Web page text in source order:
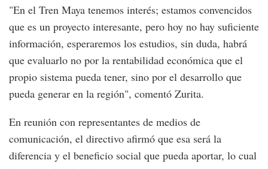
"En el Tren Maya tenemos interés; estamos convencidos
que es un proyecto interesante, pero hoy no hay suficiente
información, esperaremos los estudios, sin duda, habrá
que evaluarlo no por la rentabilidad económica que el
propio sistema pueda tener, sino por el desarrollo que
pueda generar en la región", comentó Zurita.
En reunión con representantes de medios de
comunicación, el directivo afirmó que esa será la
diferencia y el beneficio social que pueda aportar, lo cual